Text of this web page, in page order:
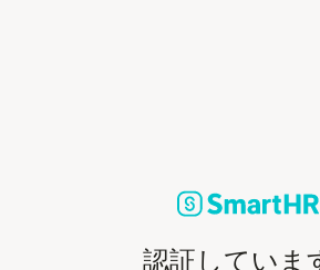
認証していま